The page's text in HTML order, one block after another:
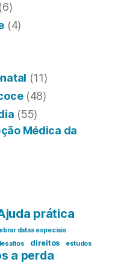
(4)
(11)
(48)
(55)
Médica da
prática
datas especiais
direitos estudos
a perda